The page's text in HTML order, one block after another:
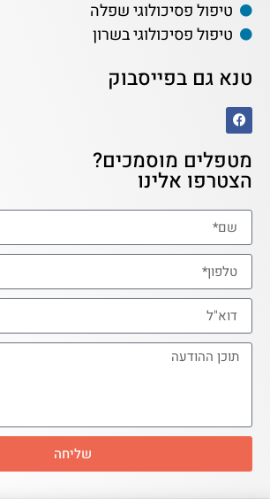
טיפול פסיכולוגי שפלה
טיפול פסיכולוגי בשרון
טנא גם בפייסבוק
מטפלים מוסמכים?
הצטרפו אלינו
שליחה